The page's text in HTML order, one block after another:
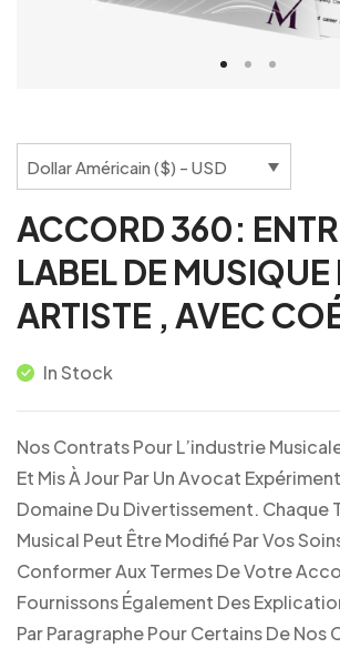
Dollar Américain ($) - USD
ACCORD 360:
LABEL DE MUSIQUE
ARTISTE , AVEC
In Stock
Nos Contrats Pour L’industrie
Et Mis À Jour Par Un Avocat
Domaine Du Divertissement. Chaque
Musical Peut Être Modifié Par Vos
Conformer Aux Termes De Votre
Fournissons Également Des
Par Paragraphe Pour Certains De Nos